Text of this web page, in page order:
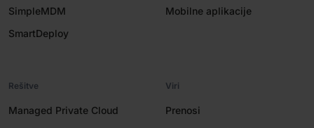
SimpleMDM
SmartDeploy
Mobilne aplikacije
Rešitve
Managed Private Cloud
Viri
Prenosi